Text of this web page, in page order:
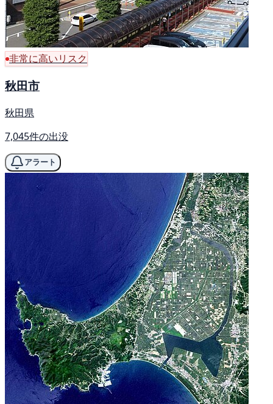
非常に高いリスク
秋田市
秋田県
7,045件の出没
アラート